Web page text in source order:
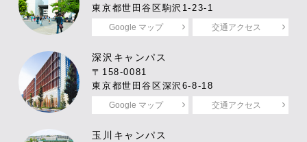
東京都世田谷区駒沢1-23-1
Google マップ 交通アクセス
深沢キャンパス
〒158-0081
東京都世田谷区深沢6-8-18
Google マップ 交通アクセス
玉川キャンパス